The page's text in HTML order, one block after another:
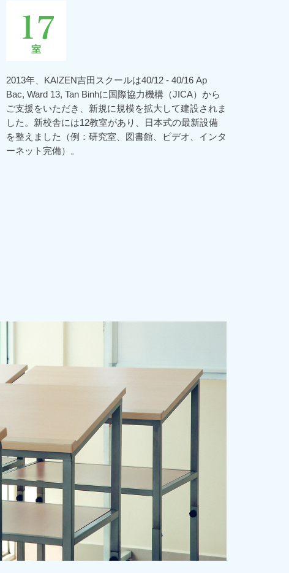
17
室
2013年、KAIZEN吉田スクールは40/12 - 40/16 Ap
Bac, Ward 13, Tan Binhに国際協力機構（JICA）から
ご支援をいただき、新規に規模を拡大して建設されま
した。新校舎には12教室があり、日本式の最新設備
を整えました（例：研究室、図書館、ビデオ、インタ
ーネット完備）。